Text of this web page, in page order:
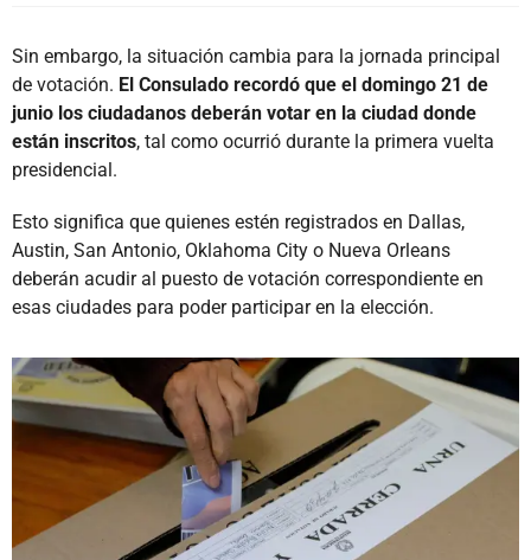
Sin embargo, la situación cambia para la jornada principal
de votación. El Consulado recordó que el domingo 21 de
junio los ciudadanos deberán votar en la ciudad donde
están inscritos, tal como ocurrió durante la primera vuelta
presidencial.
Esto significa que quienes estén registrados en Dallas,
Austin, San Antonio, Oklahoma City o Nueva Orleans
deberán acudir al puesto de votación correspondiente en
esas ciudades para poder participar en la elección.